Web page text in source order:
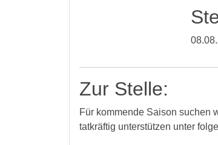
Zur Stelle:
Für kommende Saison suchen
tatkräftig unterstützen unter